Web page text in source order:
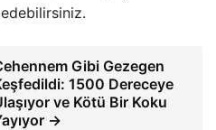
Gibi Gezegen
1500 Dereceye
ve Kötü Bir Koku
→